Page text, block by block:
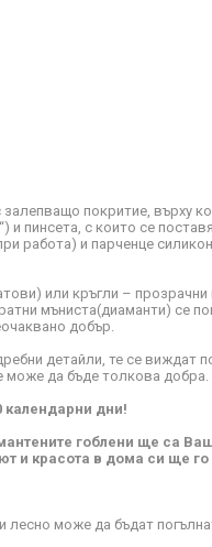
покритие, върху
и пинсета, с които се
работа) и парченце силикон.
или кръгли – прозрачни
мъниста(диаманти) се
добър.
детайли, те се виждат
може да бъде толкова добра.
календарни дни!
гоблени ще са
и красота в дома си ще
може да бъдат